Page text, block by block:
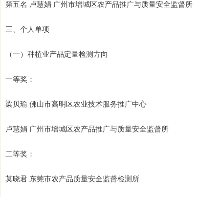
第五名 卢慧娟 广州市增城区农产品推广与质量安全监督所
三、个人单项
（一）种植业产品定量检测方向
一等奖：
梁贝瑜 佛山市高明区农业技术服务推广中心
卢慧娟 广州市增城区农产品推广与质量安全监督所
二等奖：
莫晓君 东莞市农产品质量安全监督检测所